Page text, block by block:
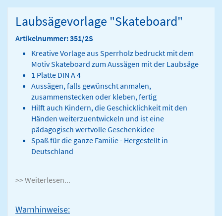
Laubsägevorlage "Skateboard"
Artikelnummer: 351/2S
Kreative Vorlage aus Sperrholz bedruckt mit dem
Motiv Skateboard zum Aussägen mit der Laubsäge
1 Platte DIN A 4
Aussägen, falls gewünscht anmalen,
zusammenstecken oder kleben, fertig
Hilft auch Kindern, die Geschicklichkeit mit den
Händen weiterzuentwickeln und ist eine
pädagogisch wertvolle Geschenkidee
Spaß für die ganze Familie - Hergestellt in
Deutschland
>> Weiterlesen...
Warnhinweise: